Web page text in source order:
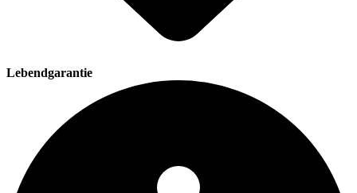
Lebendgarantie